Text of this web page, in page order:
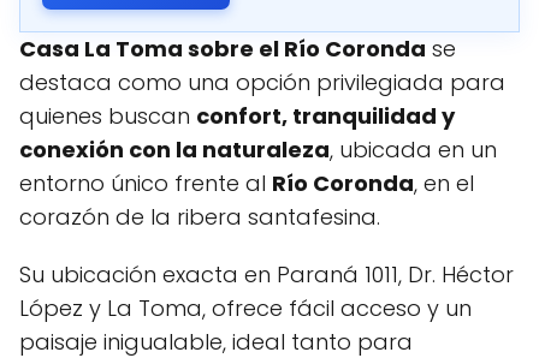
Casa La Toma sobre el Río Coronda se
destaca como una opción privilegiada para
quienes buscan confort, tranquilidad y
conexión con la naturaleza, ubicada en un
entorno único frente al Río Coronda, en el
corazón de la ribera santafesina.
Su ubicación exacta en Paraná 1011, Dr. Héctor
López y La Toma, ofrece fácil acceso y un
paisaje inigualable, ideal tanto para